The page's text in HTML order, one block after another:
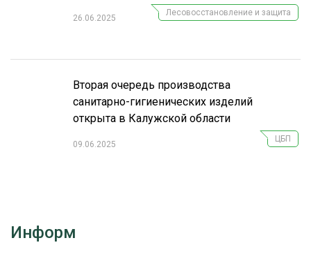
26.06.2025
Лесовосстановление и защита
Вторая очередь производства
санитарно-гигиенических изделий
открыта в Калужской области
09.06.2025
ЦБП
Информ